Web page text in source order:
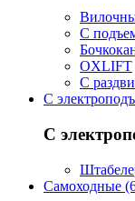
С
OXLIFT
С
С
С
Самоходные